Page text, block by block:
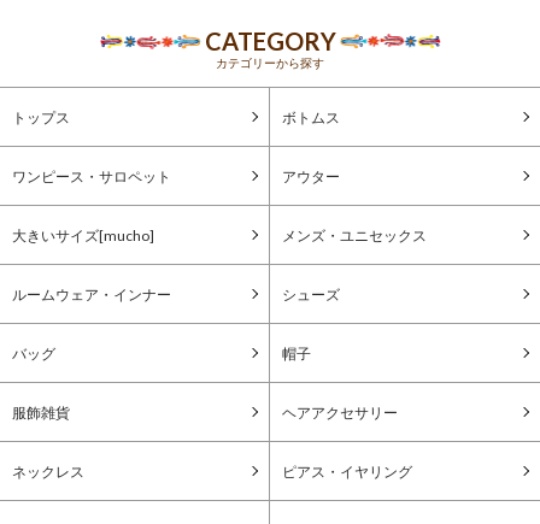
CATEGORY
カテゴリーから探す
トップス ボトムス
ワンピース・サロペット アウター
大きいサイズ[mucho] メンズ・ユニセックス
ルームウェア・インナー シューズ
バッグ 帽子
服飾雑貨 ヘアアクセサリー
ネックレス ピアス・イヤリング